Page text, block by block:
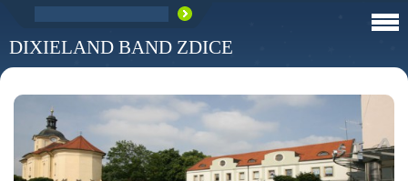
DIXIELAND BAND ZDICE